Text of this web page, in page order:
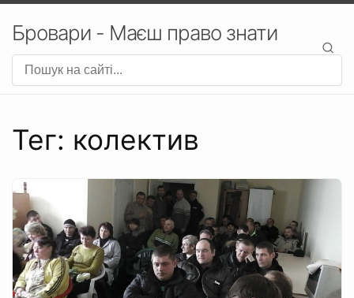
Бровари - Маєш право знати
Тег: колектив